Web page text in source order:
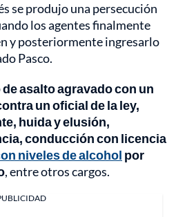
se produjo una persecución
los agentes finalmente
y posteriormente ingresarlo
Pasco.
asalto agravado con un
un oficial de la ley,
huida y elusión,
conducción con licencia
niveles de alcohol por
, entre otros cargos.